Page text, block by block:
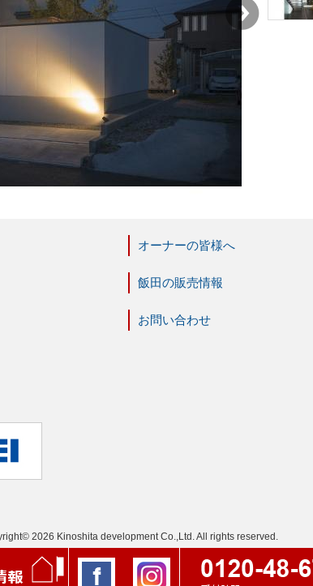
オーナーの皆様へ
飯田の販売情報
お問い合わせ
2026 Kinoshita development Co.,Ltd. All rights reserved.